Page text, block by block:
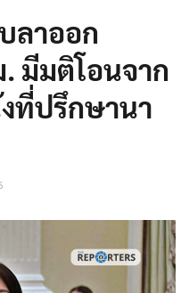
ลาออก
มีมติโอนจาก
ที่ปรึกษานา